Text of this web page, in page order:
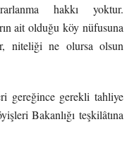
hakkı yoktur.
ait olduğu köy nüfusuna
niteliği ne olursa olsun
gereğince gerekli tahliye
Bakanlığı teşkilâtına